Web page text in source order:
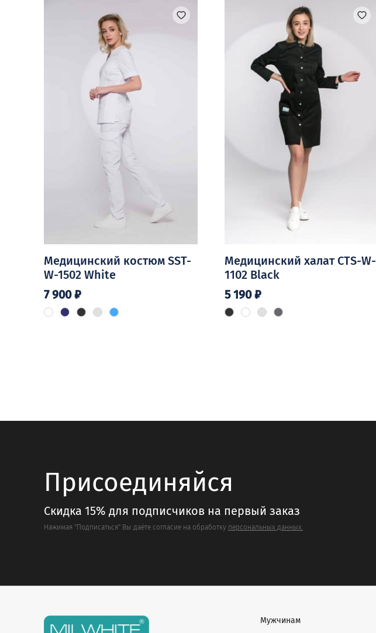
Медицинский костюм SST-
W-1502 White
7 900₽
Этот
Медицинский халат CTS-W-
1102 Black
5 190₽
Этот
Присоединяйся
Скидка 15% для подписчиков на первый заказ
Нажимая "Подписаться" Вы даёте согласие на обработку персональных данных.
Мужчинам